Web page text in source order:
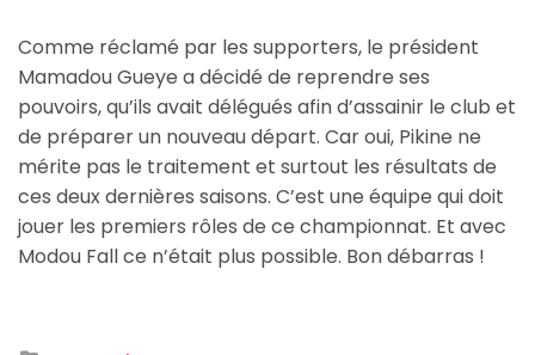
Comme réclamé par les supporters, le président
Mamadou Gueye a décidé de reprendre ses
pouvoirs, qu’ils avait délégués afin d’assainir le club et
de préparer un nouveau départ. Car oui, Pikine ne
mérite pas le traitement et surtout les résultats de
ces deux dernières saisons. C’est une équipe qui doit
jouer les premiers rôles de ce championnat. Et avec
Modou Fall ce n’était plus possible. Bon débarras !